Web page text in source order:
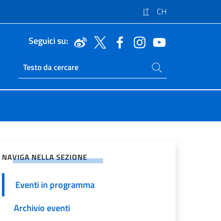
IT CH
Seguici su:
Ricerca sito live
Cerca nel sito
NAVIGA NELLA SEZIONE
Eventi in programma
Archivio eventi